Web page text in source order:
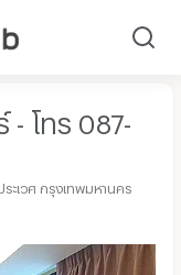
โทร 087-
เวศ กรุงเทพมหานคร